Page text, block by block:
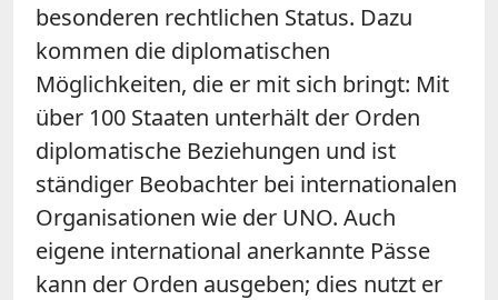
besonderen rechtlichen Status. Dazu
kommen die diplomatischen
Möglichkeiten, die er mit sich bringt: Mit
über 100 Staaten unterhält der Orden
diplomatische Beziehungen und ist
ständiger Beobachter bei internationalen
Organisationen wie der UNO. Auch
eigene international anerkannte Pässe
kann der Orden ausgeben; dies nutzt er